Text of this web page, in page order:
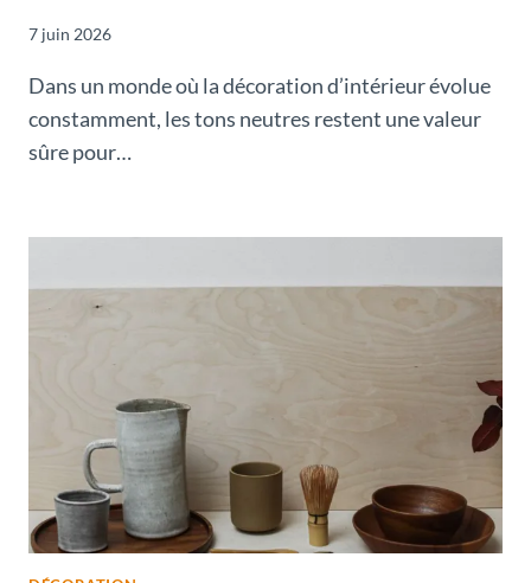
7 juin 2026
Dans un monde où la décoration d’intérieur évolue
constamment, les tons neutres restent une valeur
sûre pour…